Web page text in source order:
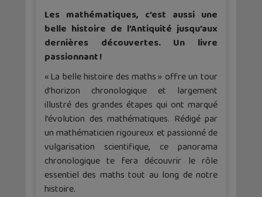
Les mathématiques, c’est aussi une
belle histoire de l’Antiquité jusqu’aux
dernières découvertes. Un livre
passionnant !
« La belle histoire des maths » offre un tour
d’horizon chronologique et largement
illustré des grandes étapes qui ont marqué
l’évolution des mathématiques. Rédigé par
un mathématicien rigoureux et passionné de
vulgarisation scientifique, ce panorama
chronologique te fera découvrir le rôle
essentiel des maths tout au long de notre
histoire.